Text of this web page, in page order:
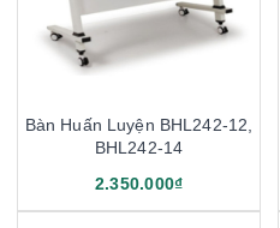
Bàn Huấn Luyện BHL242-12,
BHL242-14
2.350.000₫